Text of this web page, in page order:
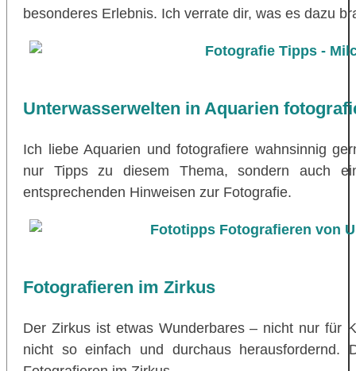
besonderes Erlebnis. Ich verrate dir, was es dazu
Unterwasserwelten in Aquarien
Ich liebe Aquarien und fotografiere wahnsinnig
nur Tipps zu diesem Thema, sondern auch
entsprechenden Hinweisen zur Fotografie.
Fotografieren im Zirkus
Der Zirkus ist etwas Wunderbares – nicht nur für
nicht so einfach und durchaus herausfordernd.